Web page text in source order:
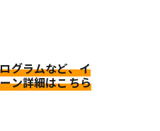
グラムなど、イ
ン詳細はこちら